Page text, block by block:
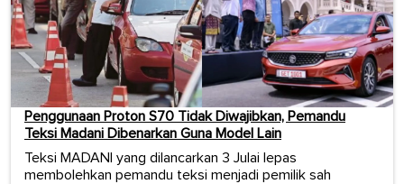
Penggunaan Proton S70 Tidak Diwajibkan, Pemandu
Teksi Madani Dibenarkan Guna Model Lain
Teksi MADANI yang dilancarkan 3 Julai lepas
membolehkan pemandu teksi menjadi pemilik sah